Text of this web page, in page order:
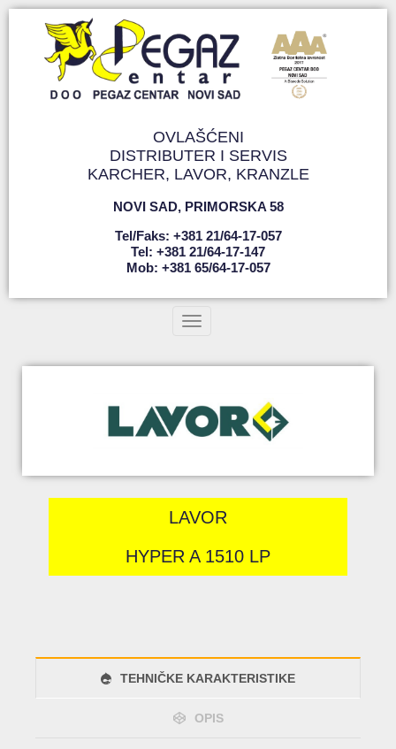
OVLAŠĆENI
DISTRIBUTER I SERVIS
KARCHER, LAVOR, KRANZLE
NOVI SAD, PRIMORSKA 58
Tel/faks: +381 21/64-17-057
Tel: +381 21/64-17-147
Mob: +381 65/64-17-057
Toggle navigation
LAVOR
HYPER A 1510 LP
TEHNIČKE KARAKTERISTIKE
OPIS